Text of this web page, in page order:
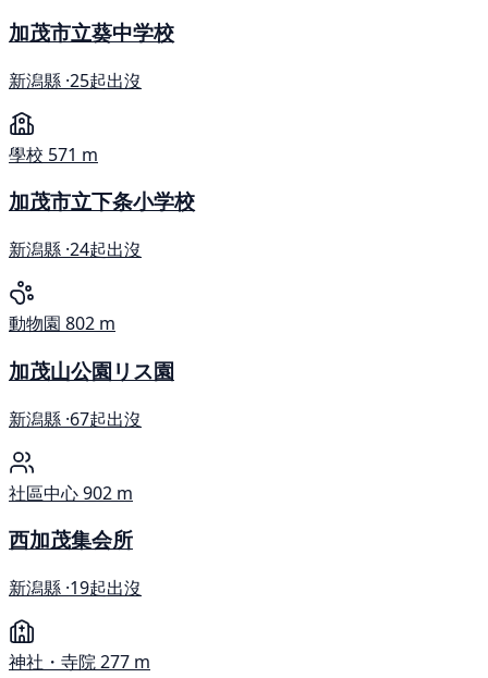
加茂市立葵中学校
新潟縣 ·25起出沒
學校 571 m
加茂市立下条小学校
新潟縣 ·24起出沒
動物園 802 m
加茂山公園リス園
新潟縣 ·67起出沒
社區中心902 m
西加茂集会所
新潟縣 ·19起出沒
神社・寺院277 m